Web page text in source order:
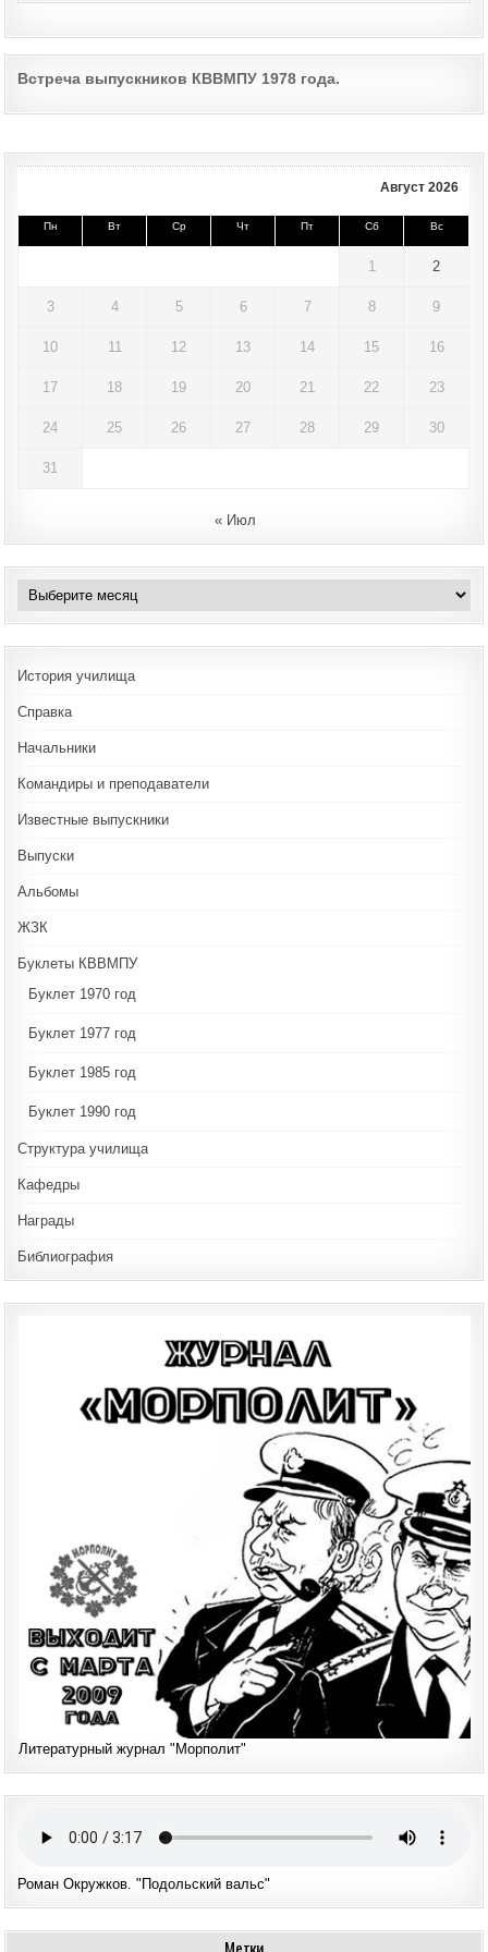
Post
navigation
Встреча выпускников КВВМПУ 1978 года.
Август 2026
Пн Вт Ср Чт Пт Сб Вс
1 2
3 4 5 6 7 8 9
10 11 12 13 14 15 16
17 18 19 20 21 22 23
24 25 26 27 28 29 30
31
« Июл
Архивы
История училища
Справка
Начальники
Командиры и преподаватели
Известные выпускники
Выпуски
Альбомы
ЖЗК
Буклеты КВВМПУ
Буклет 1970 год
Буклет 1977 год
Буклет 1985 год
Буклет 1990 год
Структура училища
Кафедры
Награды
Библиография
Литературный журнал "Морполит"
Роман Окружков. "Подольский вальс"